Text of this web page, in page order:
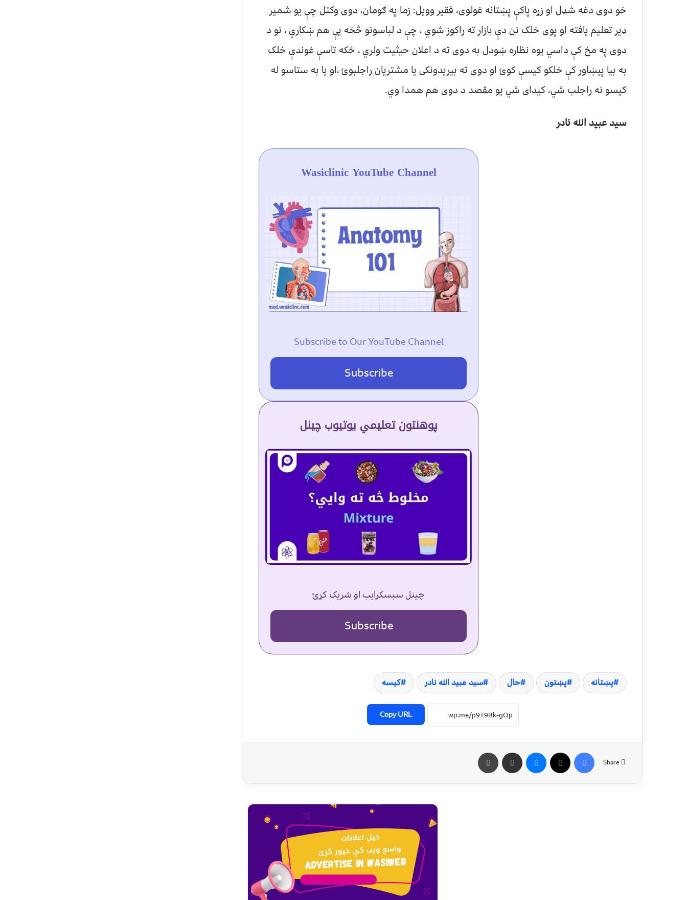
خو دوی دغه شډل او زړه پاکې پښتانه غولوی، فقیر وویل: زما په ګومان، دوی وکتل چې یو شمیر
ډیر تعلیم یافته او پوی خلک نن دې بازار ته راکوز شوي ، چې د لباسونو څخه یې هم ښکاري ، نو د
دوی په مخ کې داسي یوه نظاره ښودل به دوی ته د اعلان حیثیت ولري ، ځکه تاسې غوندې خلک
به بیا پیښاور کې خلکو کیسې کوئ او دوی ته بیریدونکی یا مشتریان راجلبوئ ،او یا به ستاسو له
کیسو نه راجلب شي، کیدای شي یو مقصد د دوی هم همدا وي.
سید عبید الله نادر
Wasiclinic YouTube Channel
Subscribe to Our YouTube Channel
Subscribe
پوهنتون تعلیمي یوتیوب چینل
چینل سبسکرایب او شریک کړئ
Subscribe
پښتانه پښتون حال سید عبید الله نادر کیسه
Copy URL
Share